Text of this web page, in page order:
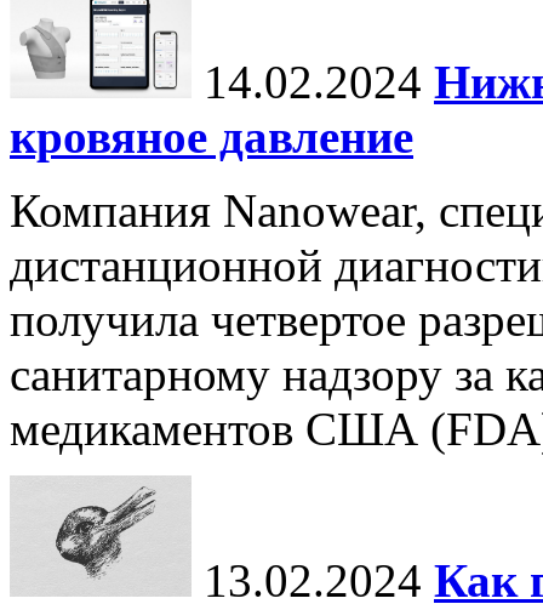
14.02.2024
кровяное давление
Компания Nanowear,
дистанционной
получила четвертое
санитарному надзору за
медикаментов США
13.02.2024 Как